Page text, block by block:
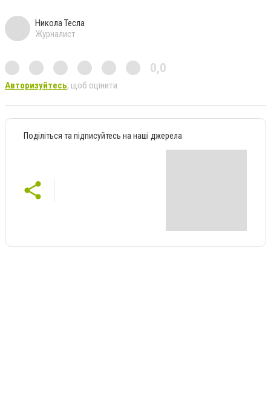
Никола Тесла
Журналист
0,0
Авторизуйтесь, щоб оцінити
Поділіться та підписуйтесь на наші джерела